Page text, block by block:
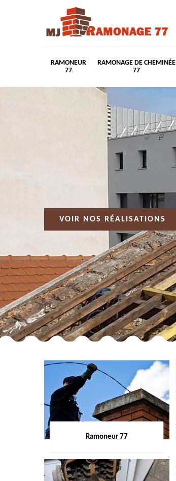
RAMONEUR
77
RAMONAGE DE CHEMINÉE
77
VOIR NOS RÉALISATIONS
Ramoneur 77